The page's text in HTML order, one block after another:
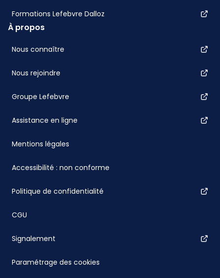
Formations Lefebvre Dalloz
À propos
Nous connaître
Nous rejoindre
Groupe Lefebvre
Assistance en ligne
Mentions légales
Accessibilité : non conforme
Politique de confidentialité
CGU
Signalement
Paramétrage des cookies